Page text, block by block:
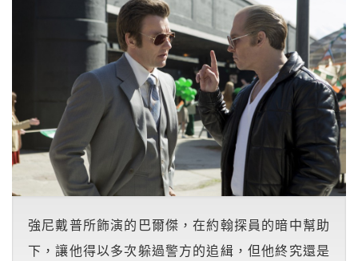
強尼戴普所飾演的巴爾傑，在約翰探員的暗中幫助
下，讓他得以多次躲過警方的追緝，但他終究還是